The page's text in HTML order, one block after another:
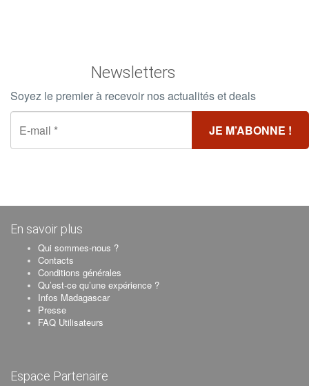
Newsletters
Soyez le premier à recevoir nos actualités et deals
En savoir plus
Qui sommes-nous ?
Contacts
Conditions générales
Qu’est-ce qu’une expérience ?
Infos Madagascar
Presse
FAQ Utilisateurs
Espace Partenaire